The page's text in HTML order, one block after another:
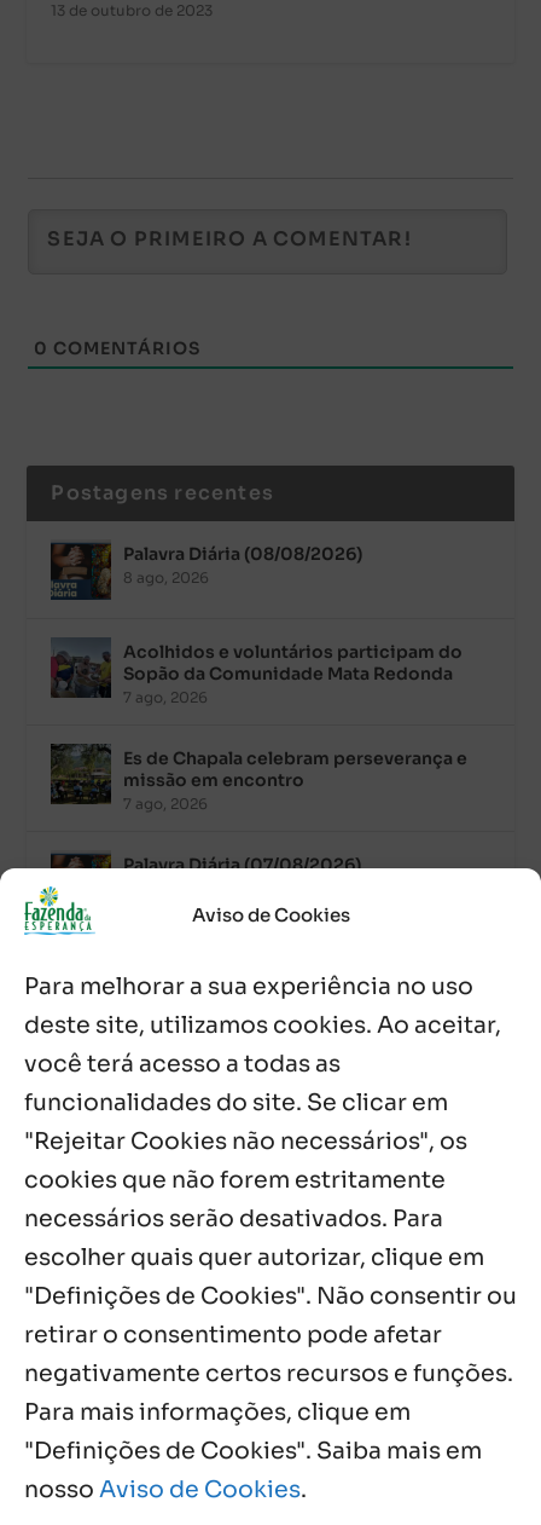
Aviso de Cookies
Para melhorar a sua experiência no uso
deste site, utilizamos cookies. Ao aceitar,
você terá acesso a todas as
funcionalidades do site. Se clicar em
"Rejeitar Cookies não necessários", os
cookies que não forem estritamente
necessários serão desativados. Para
escolher quais quer autorizar, clique em
"Definições de Cookies". Não consentir ou
retirar o consentimento pode afetar
negativamente certos recursos e funções.
Para mais informações, clique em
"Definições de Cookies". Saiba mais em
nosso Aviso de Cookies.
13 de outubro de 2023
0 COMENTÁRIOS
Postagens recentes
Palavra Diária (08/08/2026)
8 ago, 2026
Acolhidos e voluntários participam do
Sopão da Comunidade Mata Redonda
7 ago, 2026
Es de Chapala celebram perseverança e
missão em encontro
7 ago, 2026
Palavra Diária (07/08/2026)
Feminina de Chapala celebra aniversário
com missa e festa
6 ago, 2026
Boletim JULHO de 2026 – Centro Infantil
Chitaitai
6 ago, 2026
Notícias por Categoria
Agosto, 2026